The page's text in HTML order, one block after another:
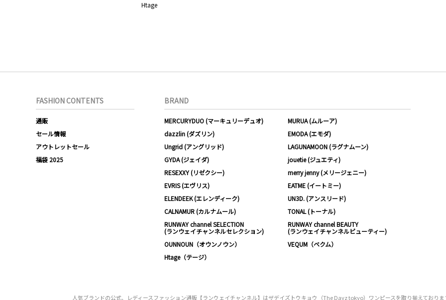
Htage
FASHION CONTENTS
通販
セール情報
アウトレットセール
福袋 2025
BRAND
MERCURYDUO (マーキュリーデュオ)
MURUA (ムルーア)
dazzlin (ダズリン)
EMODA (エモダ)
Ungrid (アングリッド)
LAGUNAMOON (ラグナムーン)
GYDA (ジェイダ)
jouetie (ジュエティ)
RESEXXY (リゼクシー)
merry jenny (メリージェニー)
EVRIS (エヴリス)
EATME (イートミー)
ELENDEEK (エレンディーク)
UN3D. (アンスリード)
CALNAMUR (カルナムール)
TONAL (トーナル)
RUNWAY channel SELECTION
(ランウェイチャンネルセレクション)
RUNWAY channel BEAUTY
(ランウェイチャンネルビューティー)
OUNNOUN（オウンノウン）
VEQUM（ベクム）
Htage（テージ）
人気ブランドの公式、レディースファッション通販【ランウェイチャンネル】はザデイズトウキョウ（The Dayz tokyo）ワンピースを取り揃えており